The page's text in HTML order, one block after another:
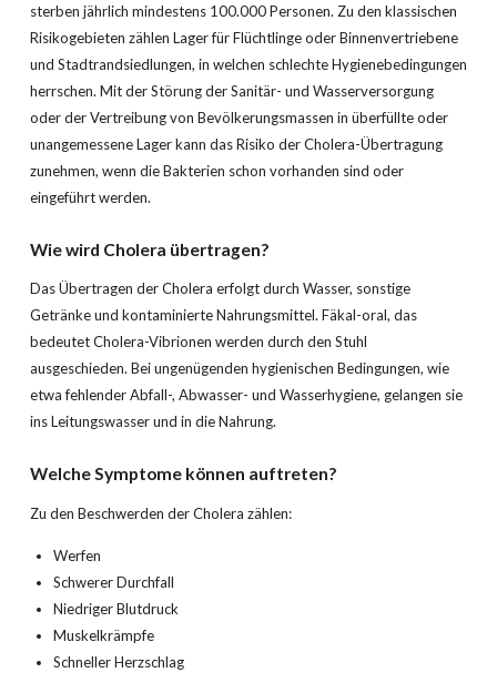
sterben jährlich mindestens 100.000 Personen. Zu den klassischen
Risikogebieten zählen Lager für Flüchtlinge oder Binnenvertriebene
und Stadtrandsiedlungen, in welchen schlechte Hygienebedingungen
herrschen. Mit der Störung der Sanitär- und Wasserversorgung
oder der Vertreibung von Bevölkerungsmassen in überfüllte oder
unangemessene Lager kann das Risiko der Cholera-Übertragung
zunehmen, wenn die Bakterien schon vorhanden sind oder
eingeführt werden.
Wie wird Cholera übertragen?
Das Übertragen der Cholera erfolgt durch Wasser, sonstige
Getränke und kontaminierte Nahrungsmittel. Fäkal-oral, das
bedeutet Cholera-Vibrionen werden durch den Stuhl
ausgeschieden. Bei ungenügenden hygienischen Bedingungen, wie
etwa fehlender Abfall-, Abwasser- und Wasserhygiene, gelangen sie
ins Leitungswasser und in die Nahrung.
Welche Symptome können auftreten?
Zu den Beschwerden der Cholera zählen:
Werfen
Schwerer Durchfall
Niedriger Blutdruck
Muskelkrämpfe
Schneller Herzschlag